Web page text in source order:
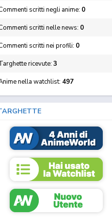
scritti negli anime: 0
scritti nelle news: 0
scritti nei profili: 0
ricevute: 3
nella watchlist: 497